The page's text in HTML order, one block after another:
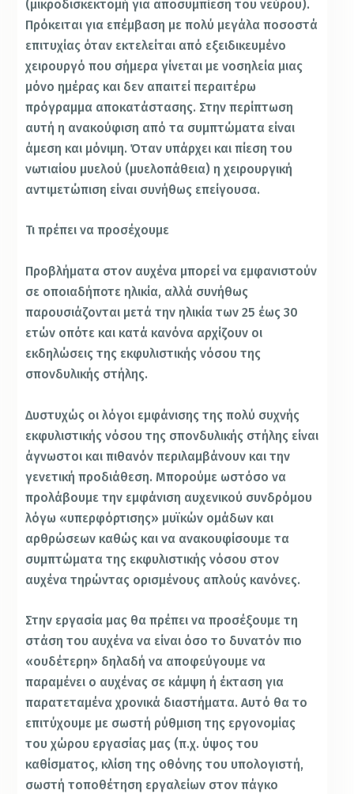
(μικροδισκεκτομή για αποσυμπίεση του νεύρου).
Πρόκειται για επέμβαση με πολύ μεγάλα ποσοστά
επιτυχίας όταν εκτελείται από εξειδικευμένο
χειρουργό που σήμερα γίνεται με νοσηλεία μιας
μόνο ημέρας και δεν απαιτεί περαιτέρω
πρόγραμμα αποκατάστασης. Στην περίπτωση
αυτή η ανακούφιση από τα συμπτώματα είναι
άμεση και μόνιμη. Όταν υπάρχει και πίεση του
νωτιαίου μυελού (μυελοπάθεια) η χειρουργική
αντιμετώπιση είναι συνήθως επείγουσα.
Τι πρέπει να προσέχουμε
Προβλήματα στον αυχένα μπορεί να εμφανιστούν
σε οποιαδήποτε ηλικία, αλλά συνήθως
παρουσιάζονται μετά την ηλικία των 25 έως 30
ετών οπότε και κατά κανόνα αρχίζουν οι
εκδηλώσεις της εκφυλιστικής νόσου της
σπονδυλικής στήλης.
Δυστυχώς οι λόγοι εμφάνισης της πολύ συχνής
εκφυλιστικής νόσου της σπονδυλικής στήλης είναι
άγνωστοι και πιθανόν περιλαμβάνουν και την
γενετική προδιάθεση. Μπορούμε ωστόσο να
προλάβουμε την εμφάνιση αυχενικού συνδρόμου
λόγω «υπερφόρτισης» μυϊκών ομάδων και
αρθρώσεων καθώς και να ανακουφίσουμε τα
συμπτώματα της εκφυλιστικής νόσου στον
αυχένα τηρώντας ορισμένους απλούς κανόνες.
Στην εργασία μας θα πρέπει να προσέξουμε τη
στάση του αυχένα να είναι όσο το δυνατόν πιο
«ουδέτερη» δηλαδή να αποφεύγουμε να
παραμένει ο αυχένας σε κάμψη ή έκταση για
παρατεταμένα χρονικά διαστήματα. Αυτό θα το
επιτύχουμε με σωστή ρύθμιση της εργονομίας
του χώρου εργασίας μας (π.χ. ύψος του
καθίσματος, κλίση της οθόνης του υπολογιστή,
σωστή τοποθέτηση εργαλείων στον πάγκο